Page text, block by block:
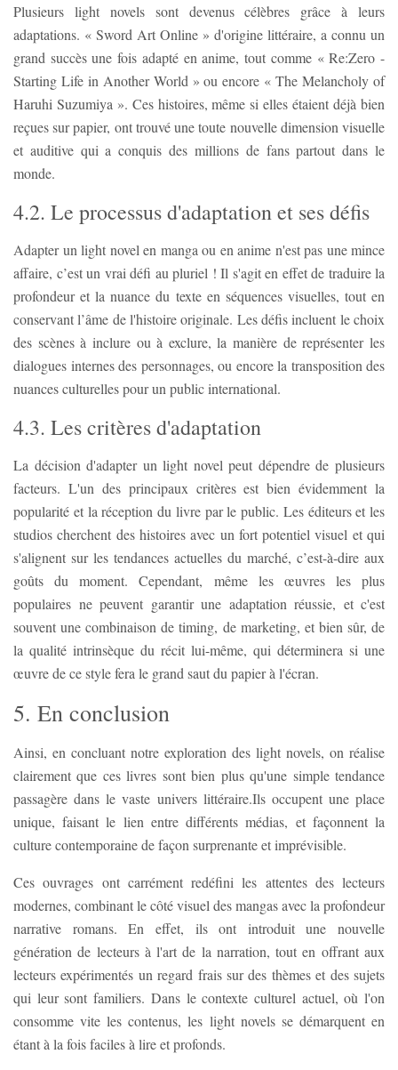
Plusieurs light novels sont devenus célèbres grâce à leurs
adaptations. « Sword Art Online » d'origine littéraire, a connu un
grand succès une fois adapté en anime, tout comme « Re:Zero -
Starting Life in Another World » ou encore « The Melancholy of
Haruhi Suzumiya ». Ces histoires, même si elles étaient déjà bien
reçues sur papier, ont trouvé une toute nouvelle dimension visuelle
et auditive qui a conquis des millions de fans partout dans le
monde.
4.2. Le processus d'adaptation et ses défis
Adapter un light novel en manga ou en anime n'est pas une mince
affaire, c’est un vrai défi au pluriel ! Il s'agit en effet de traduire la
profondeur et la nuance du texte en séquences visuelles, tout en
conservant l’âme de l'histoire originale. Les défis incluent le choix
des scènes à inclure ou à exclure, la manière de représenter les
dialogues internes des personnages, ou encore la transposition des
nuances culturelles pour un public international.
4.3. Les critères d'adaptation
La décision d'adapter un light novel peut dépendre de plusieurs
facteurs. L'un des principaux critères est bien évidemment la
popularité et la réception du livre par le public. Les éditeurs et les
studios cherchent des histoires avec un fort potentiel visuel et qui
s'alignent sur les tendances actuelles du marché, c’est-à-dire aux
goûts du moment. Cependant, même les œuvres les plus
populaires ne peuvent garantir une adaptation réussie, et c'est
souvent une combinaison de timing, de marketing, et bien sûr, de
la qualité intrinsèque du récit lui-même, qui déterminera si une
œuvre de ce style fera le grand saut du papier à l'écran.
5. En conclusion
Ainsi, en concluant notre exploration des light novels, on réalise
clairement que ces livres sont bien plus qu'une simple tendance
passagère dans le vaste univers littéraire.Ils occupent une place
unique, faisant le lien entre différents médias, et façonnent la
culture contemporaine de façon surprenante et imprévisible.
Ces ouvrages ont carrément redéfini les attentes des lecteurs
modernes, combinant le côté visuel des mangas avec la profondeur
narrative romans. En effet, ils ont introduit une nouvelle
génération de lecteurs à l'art de la narration, tout en offrant aux
lecteurs expérimentés un regard frais sur des thèmes et des sujets
qui leur sont familiers. Dans le contexte culturel actuel, où l'on
consomme vite les contenus, les light novels se démarquent en
étant à la fois faciles à lire et profonds.